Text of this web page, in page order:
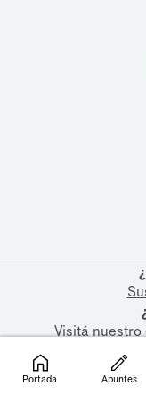
Visitá nuestro
Portada Apuntes